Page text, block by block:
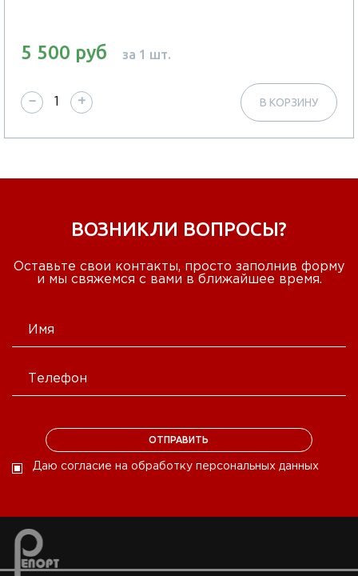
5 500 руб за 1 шт.
− + В КОРЗИНУ
ВОЗНИКЛИ ВОПРОСЫ?
Оставьте свои контакты, просто заполнив форму
и мы свяжемся с вами в ближайшее время.
Даю согласие на обработку персональных данных